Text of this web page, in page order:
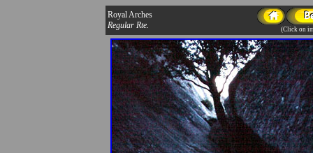
Royal Arches
Regular Rte.
(Click on